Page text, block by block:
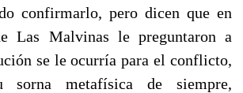
confirmarlo, pero dicen que en
Las Malvinas le preguntaron a
se le ocurría para el conflicto,
metafísica de siempre,